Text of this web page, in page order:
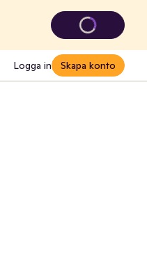
Logga in Skapa konto